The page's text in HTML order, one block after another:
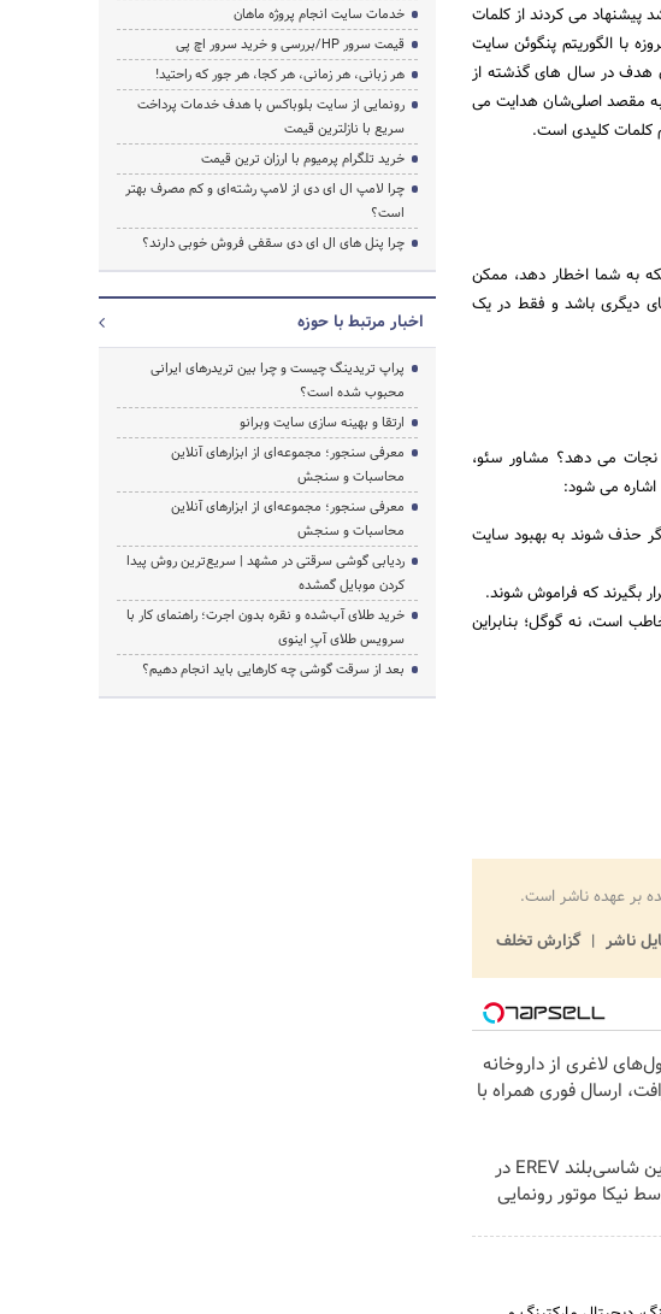
پیشنهاد می کردند از کلمات
با الگوریتم پنگوئن سایت
هدف در سال های گذشته از
به مقصد اصلی‌شان هدایت می
کلمات کلیدی است.
به شما اخطار دهد، ممکن
دیگری باشد و فقط در یک
نجات می دهد؟ مشاور سئو،
اشاره می شود:
حذف شوند به بهبود سایت
بگیرند که فراموش شوند.
است، نه گوگل؛ بنابراین
بر عهده ناشر است.
ناشر
گزارش تخلف
لاغری از داروخانه
ارسال فوری همراه با
لوکس‌ترین شاسی‌بلند EREV در
نیکا موتور رونمایی
خدمات سایت انجام پروژه ماهان
قیمت سرور HP/بررسی و خرید سرور اچ پی
هر زبانی، هر زمانی، هر کجا، هر جور که راحتید!
رونمایی از سایت بلوباکس با هدف خدمات پرداخت
سریع با نازلترین قیمت
خرید تلگرام پرمیوم با ارزان ترین قیمت
چرا لامپ ال ای دی از لامپ رشته‌ای و کم مصرف بهتر
است؟
چرا پنل های ال ای دی سقفی فروش خوبی دارند؟
اخبار مرتبط با حوزه
پراپ تریدینگ چیست و چرا بین تریدرهای ایرانی
محبوب شده است؟
ارتقا و بهینه سازی سایت وبرانو
معرفی سنجور؛ مجموعه‌ای از ابزارهای آنلاین
محاسبات و سنجش
معرفی سنجور؛ مجموعه‌ای از ابزارهای آنلاین
محاسبات و سنجش
ردیابی گوشی سرقتی در مشهد | سریع‌ترین روش پیدا
کردن موبایل گمشده
خرید طلای آب‌شده و نقره بدون اجرت؛ راهنمای کار با
سرویس طلای آپِ اینوی
بعد از سرقت گوشی چه کارهایی باید انجام دهیم؟